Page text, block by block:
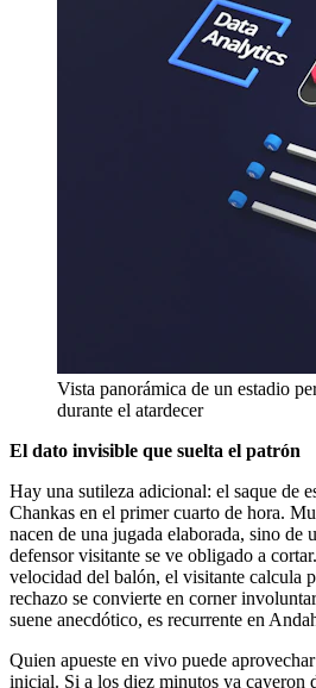
Vista panorámica de un estadio
durante el atardecer
El dato invisible que suelta el patrón
Hay una sutileza adicional: el saque de
Chankas en el primer cuarto de hora.
nacen de una jugada elaborada, sino de
defensor visitante se ve obligado a
velocidad del balón, el visitante calcula
rechazo se convierte en corner
suene anecdótico, es recurrente en
Quien apueste en vivo puede
inicial. Si a los diez minutos ya cayeron